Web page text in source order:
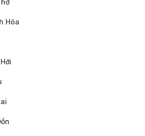
lịch Amsterdam cùng
nổi bật tại Amsterdam
phố nổi tiếng với cảnh quan đẹp,
và những điểm đến độc đáo. Dưới
Hóa